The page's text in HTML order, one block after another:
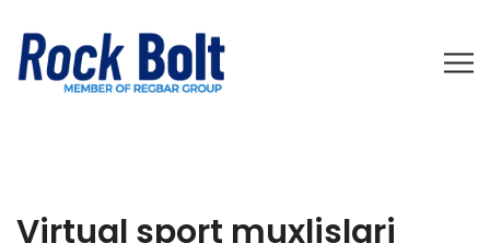
Virtual sport muxlislari